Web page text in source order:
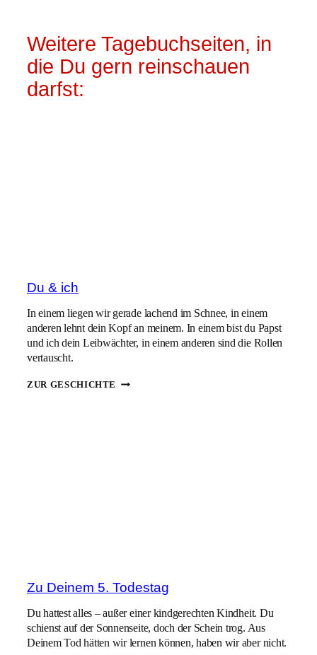
Weitere Tagebuchseiten, in
die Du gern reinschauen
darfst:
Du & ich
In einem liegen wir gerade lachend im Schnee, in einem
anderen lehnt dein Kopf an meinem. In einem bist du Papst
und ich dein Leibwächter, in einem anderen sind die Rollen
vertauscht.
ZUR GESCHICHTE DU
Zu Deinem 5. Todestag
Du hattest alles – außer einer kindgerechten Kindheit. Du
schienst auf der Sonnenseite, doch der Schein trog. Aus
Deinem Tod hätten wir lernen können, haben wir aber nicht.